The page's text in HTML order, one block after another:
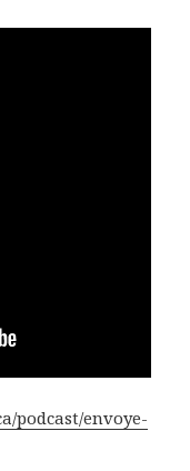
podcast/envoye-